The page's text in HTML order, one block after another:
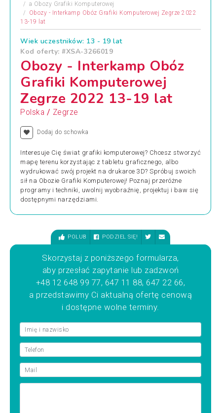
a Obozy Grafiki Komputerowej
Obozy - Interkamp Obóz Grafiki Komputerowej Zegrze 2022
13-19 lat
Wiek uczestników: 13 - 19 lat
Kod oferty: #XSA-3266019
Obozy - Interkamp Obóz
Grafiki Komputerowej
Zegrze 2022 13-19 lat
Polska / Zegrze
Dodaj do schowka
Interesuje Cię świat grafiki komputerowej? Chcesz stworzyć
mapę terenu korzystając z tabletu graficznego, albo
wydrukować swój projekt na drukarce 3D? Spróbuj swoich
sił na Obozie Grafiki Komputerowej! Poznaj przeróżne
programy i techniki, uwolnij wyobraźnię, projektuj i baw się
dostępnymi narzędziami.
POLUB PODZIEL SIĘ!
Skorzystaj z poniższego formularza,
aby przesłać zapytanie lub zadzwoń
+48 12 648 99 77, 647 11 88, 647 22 66,
a przedstawimy Ci aktualną ofertę cenową
i dostępne wolne terminy.